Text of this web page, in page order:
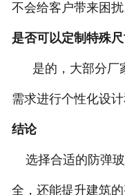
不会给客户带来困扰
是否可以定制特殊
是的，大部分厂
需求进行个性化设计
结论
选择合适的防弹玻
全，还能提升建筑